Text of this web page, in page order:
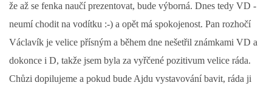
že až se fenka naučí prezentovat, bude výborná. Dnes tedy VD -
neumí chodit na vodítku :-) a opět má spokojenost. Pan rozhočí
Václavík je velice přísným a během dne nešetřil známkami VD a
dokonce i D, takže jsem byla za vyřčené pozitivum velice ráda.
Chůzi dopilujeme a pokud bude Ajdu vystavování bavit, ráda ji